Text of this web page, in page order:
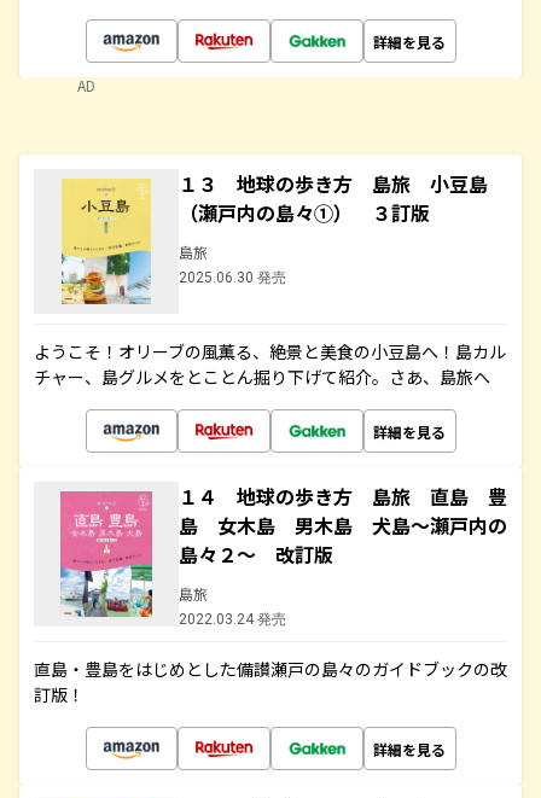
詳細を見る
AD
１３ 地球の歩き方 島旅 小豆島
（瀬戸内の島々①） ３訂版
島旅
2025.06.30 発売
ようこそ！オリーブの風薫る、絶景と美食の小豆島へ！島カル
チャー、島グルメをとことん掘り下げて紹介。さあ、島旅へ
詳細を見る
１４ 地球の歩き方 島旅 直島 豊
島 女木島 男木島 犬島～瀬戸内の
島々２～ 改訂版
島旅
2022.03.24 発売
直島・豊島をはじめとした備讃瀬戸の島々のガイドブックの改
訂版！
詳細を見る